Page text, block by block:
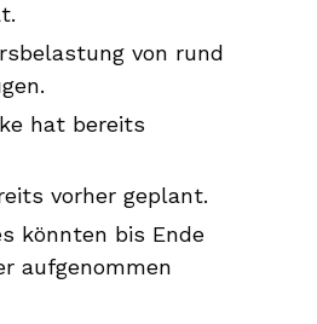
von rund
hat bereits
vorher geplant.
könnten bis Ende
aufgenommen